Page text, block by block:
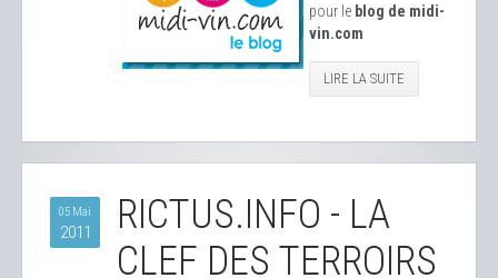
pour le blog de midi-
vin.com
LIRE LA SUITE
05 Mai
2011
RICTUS.INFO - LA
CLEF DES TERROIRS